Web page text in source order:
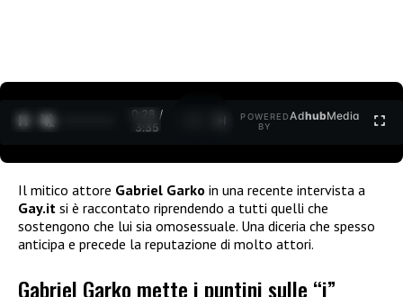
0:30 /
3:35
POWERED
BY
AdhubMedia
Il mitico attore Gabriel Garko in una recente intervista a
Gay.it si è raccontato riprendendo a tutti quelli che
sostengono che lui sia omosessuale. Una diceria che spesso
anticipa e precede la reputazione di molto attori.
Gabriel Garko mette i puntini sulle “i”